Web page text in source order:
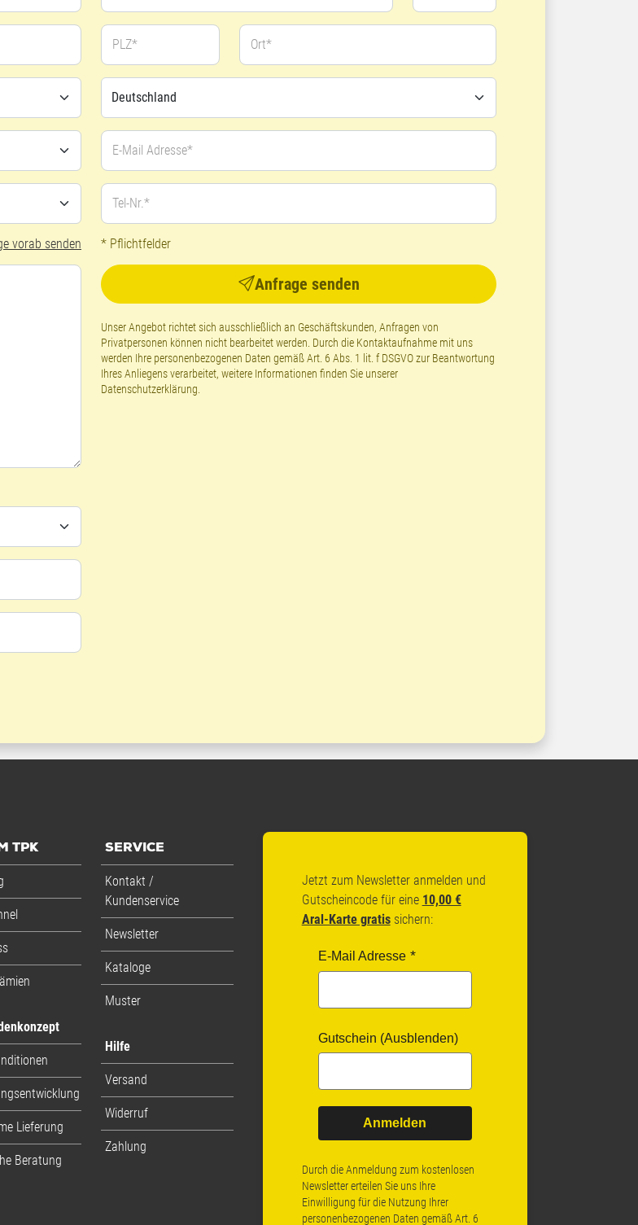
vorab senden
PLZ* Ort*
E-Mail Adresse*
Tel-Nr.*
* Pflichtfelder
Anfrage senden
Unser Angebot richtet sich ausschließlich an Geschäftskunden, Anfragen von
Privatpersonen können nicht bearbeitet werden. Durch die Kontaktaufnahme mit uns
werden Ihre personenbezogenen Daten gemäß Art. 6 Abs. 1 lit. f DSGVO zur Beantwortung
Ihres Anliegens verarbeitet, weitere Informationen finden Sie unserer
Datenschutzerklärung
TPK
Lieferung
Beratung
SERVICE
Kontakt /
Kundenservice
Newsletter
Kataloge
Muster
Hilfe
Versand
Widerruf
Zahlung
Jetzt zum Newsletter anmelden und
Gutscheincode für eine 10,00 €
Aral-Karte gratissichern:
E-Mail Adresse
Gutschein (Ausblenden)
Anmelden
Durch die Anmeldung zum kostenlosen
Newsletter erteilen Sie uns Ihre
Einwilligung für die Nutzung Ihrer
personenbezogenen Daten gemäß Art. 6